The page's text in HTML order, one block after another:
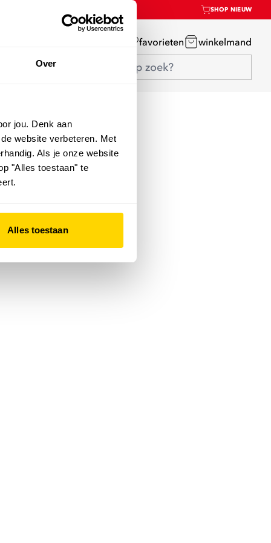
Over
jou. Denk aan
website verbeteren. Met
Als je onze website
"Alles toestaan" te
Alles toestaan
SHOP NIEUW
favorieten winkelmand